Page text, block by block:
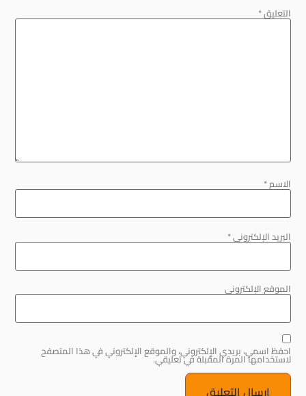
التعليق*
الاسم*
البريد الإلكتروني*
الموقع الإلكتروني
احفظ اسمي، بريدي الإلكتروني، والموقع الإلكتروني في هذا المتصفح
لاستخدامها المرة المقبلة في تعليقي.